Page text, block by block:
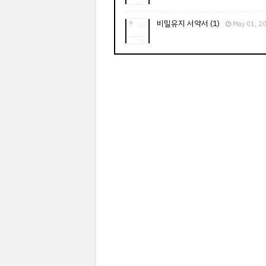
비밀유지 서약서 (1) May 01,